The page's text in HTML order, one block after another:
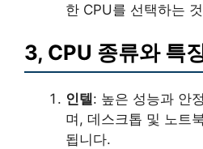
한 CPU를 선택하는
3, CPU 종류와 특
인텔 : 높은 성능과 안
며, 데스크톱 및 노트
됩니다.